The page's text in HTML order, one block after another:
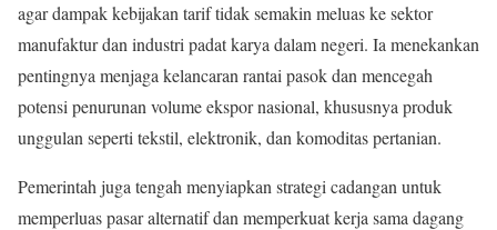
agar dampak kebijakan tarif tidak semakin meluas ke sektor
manufaktur dan industri padat karya dalam negeri. Ia menekankan
pentingnya menjaga kelancaran rantai pasok dan mencegah
potensi penurunan volume ekspor nasional, khususnya produk
unggulan seperti tekstil, elektronik, dan komoditas pertanian.
Pemerintah juga tengah menyiapkan strategi cadangan untuk
memperluas pasar alternatif dan memperkuat kerja sama dagang